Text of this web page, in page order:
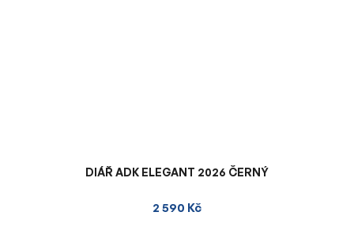
DIÁŘ ADK ELEGANT 2026 ČERNÝ
2 590 Kč